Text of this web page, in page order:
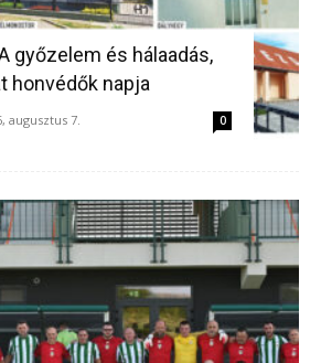
győzelem és hálaadás,
honvédők napja
augusztus 7. 0